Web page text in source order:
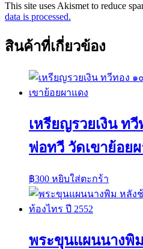
This site uses Akismet to reduce
data is processed.
สินค้าที่เกี่ยวข้อง
เหรียญรวยเงิน ท
พ่อทวี วัดเขาย้อย
฿300 หยิบใส่ตะกร้า
พระขุนแผนนางพิ